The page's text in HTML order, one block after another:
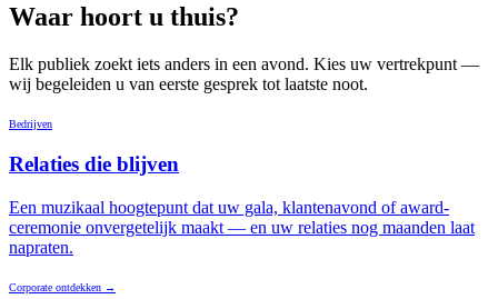
Waar hoort u thuis?
Elk publiek zoekt iets anders in een avond. Kies uw vertrekpunt —
wij begeleiden u van eerste gesprek tot laatste noot.
Bedrijven
Relaties die blijven
Een muzikaal hoogtepunt dat uw gala, klantenavond of award-
ceremonie onvergetelijk maakt — en uw relaties nog maanden laat
napraten.
Corporate ontdekken →